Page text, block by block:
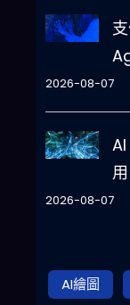
2026-08-07
2026-08-07
AI繪圖